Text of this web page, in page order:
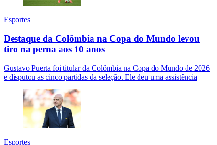
Esportes
Destaque da Colômbia na Copa do Mundo levou
tiro na perna aos 10 anos
Gustavo Puerta foi titular da Colômbia na Copa do Mundo de 2026
e disputou as cinco partidas da seleção. Ele deu uma assistência
Esportes